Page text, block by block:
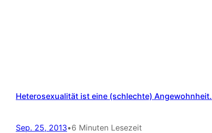
Heterosexualität ist eine (schlechte) Angewohnheit.
Sep. 25, 2013•6 Minuten Lesezeit